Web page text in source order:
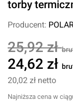
torby
Producent:
25,92 zł
24,62 zł
20,02 zł netto
Najniższa cena w